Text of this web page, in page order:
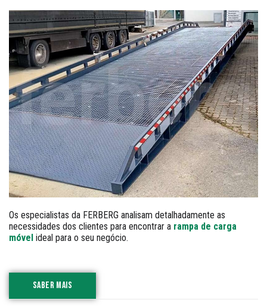
Os especialistas da FERBERG analisam detalhadamente as
necessidades dos clientes para encontrar a rampa de carga
móvel ideal para o seu negócio.
SABER MAIS